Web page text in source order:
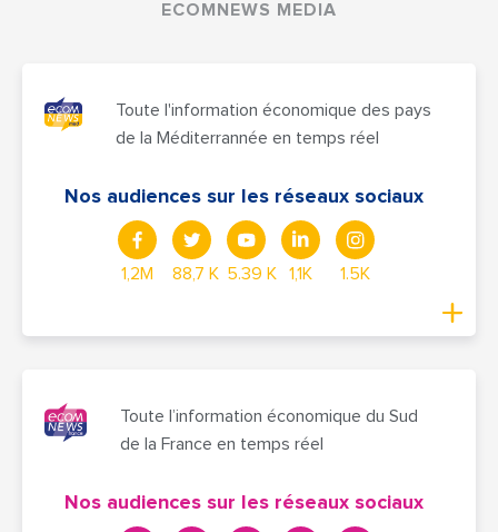
ECOMNEWS MEDIA
Toute l'information économique des pays
de la Méditerrannée en temps réel
Nos audiences sur les réseaux sociaux
1,2M 88,7 K 5.39 K 1,1K 1.5K
Toute l’information économique du Sud
de la France en temps réel
Nos audiences sur les réseaux sociaux